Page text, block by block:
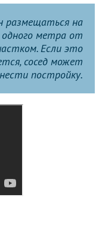
размещаться на
метра от
Если это
сосед может
постройку.